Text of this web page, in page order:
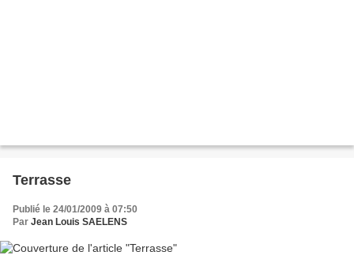
Terrasse
Publié le 24/01/2009 à 07:50
Par Jean Louis SAELENS